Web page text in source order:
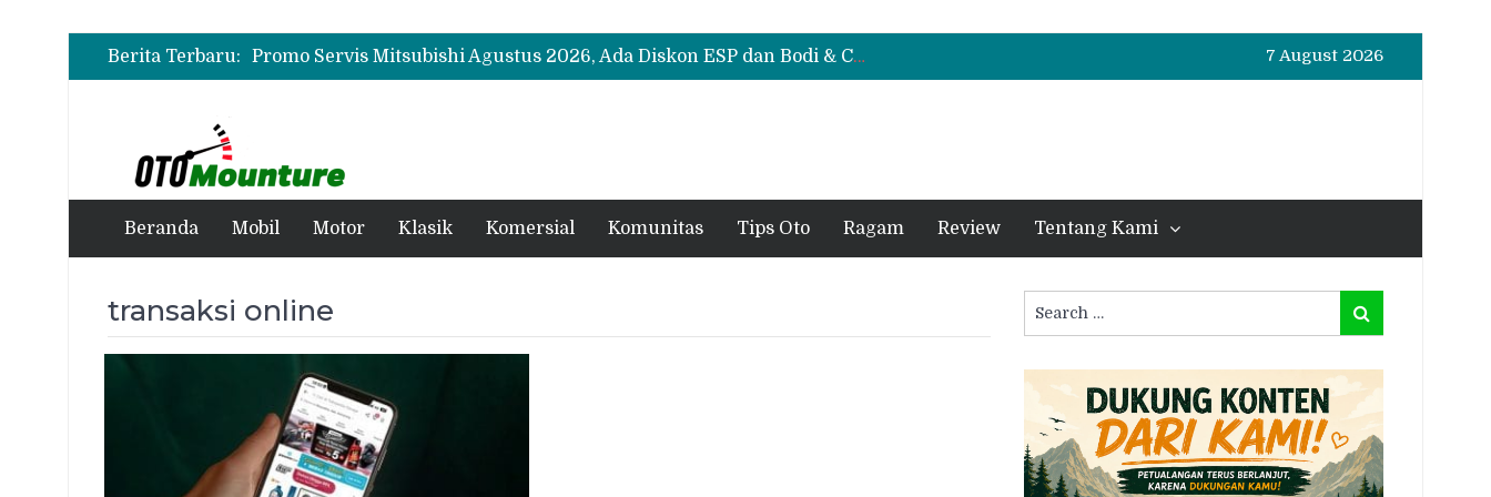
Berita Terbaru:
Bukan Cuma Layar 14,6 Inci, Ini Fitur Pintar Changan Nevo Q05 yang Dibanderol Rp309 Juta
Promo Servis Mitsubishi Agustus 2026, Ada Diskon ESP dan Bodi & Cat Kilau Merdeka
Suzuki XL7 Terbaru Jadi Favorit Test Drive di GIIAS 2026, Ini Fitur yang Paling Dipuji
7 August 2026
Beranda Mobil Motor Klasik Komersial Komunitas Tips Oto Ragam Review Tentang Kami
transaksi online
for:
Search